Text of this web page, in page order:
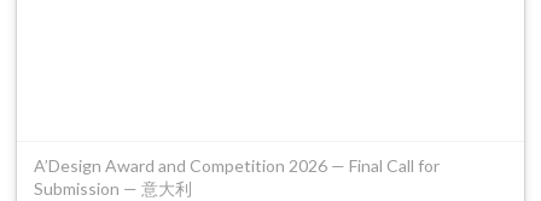
A’Design Award and Competition 2026 — Final Call for
Submission — 意大利